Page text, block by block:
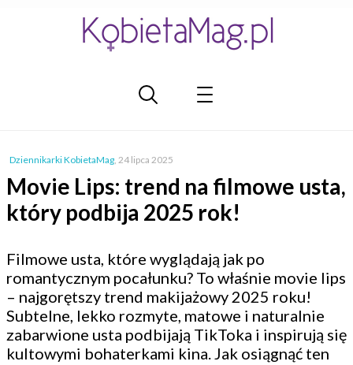
Dziennikarki KobietaMag, 24 lipca 2025
Movie Lips: trend na filmowe usta,
który podbija 2025 rok!
Filmowe usta, które wyglądają jak po
romantycznym pocałunku? To właśnie movie lips
– najgorętszy trend makijażowy 2025 roku!
Subtelne, lekko rozmyte, matowe i naturalnie
zabarwione usta podbijają TikToka i inspirują się
kultowymi bohaterkami kina. Jak osiągnąć ten